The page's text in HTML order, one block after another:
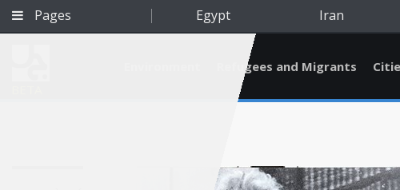
Pages Egypt Iran
Refugees and Migrants